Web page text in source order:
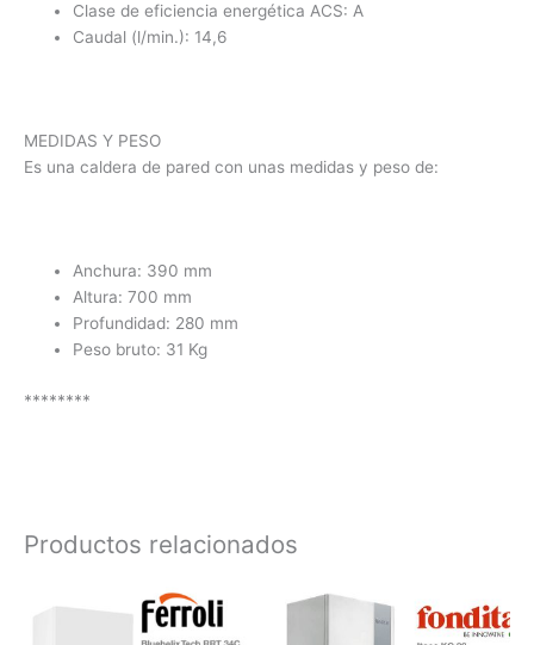
Clase de eficiencia energética ACS: A
Caudal (l/min.): 14,6
MEDIDAS Y PESO
Es una caldera de pared con unas medidas y peso de:
Anchura: 390 mm
Altura: 700 mm
Profundidad: 280 mm
Peso bruto: 31 Kg
********
Productos relacionados